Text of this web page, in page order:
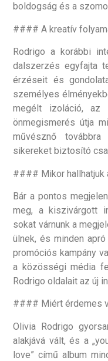
boldogság és a
#### A kreatív
Rodrigo a korábbi
dalszerzés egyfajta
érzéseit és
személyes
megélt izoláció,
önmegismerés útja
művésznő
sikereket biztosító
#### Mikor hallhatjuk
Bár a pontos
meg, a kiszivárgott
sokat várnunk a
ülnek, és minden
promóciós kampány
a közösségi média
Rodrigo oldalait az új
#### Miért érdemes
Olivia Rodrigo
alakjává vált, és a
love” című album